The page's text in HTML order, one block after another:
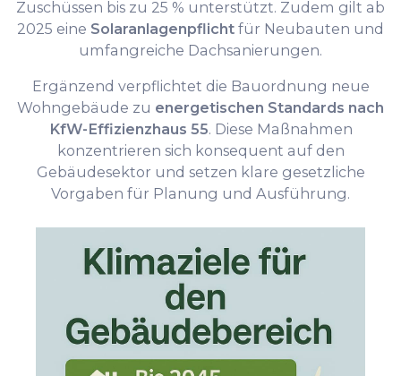
Zuschüssen bis zu 25 % unterstützt. Zudem gilt ab
2025 eine Solaranlagenpflicht für Neubauten und
umfangreiche Dachsanierungen.
Ergänzend verpflichtet die Bauordnung neue
Wohngebäude zu energetischen Standards nach
KfW-Effizienzhaus 55. Diese Maßnahmen
konzentrieren sich konsequent auf den
Gebäudesektor und setzen klare gesetzliche
Vorgaben für Planung und Ausführung.